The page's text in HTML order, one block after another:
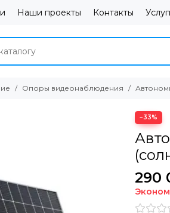
Наши проекты Контакты
Опоры видеонаблюдения
−33%
290